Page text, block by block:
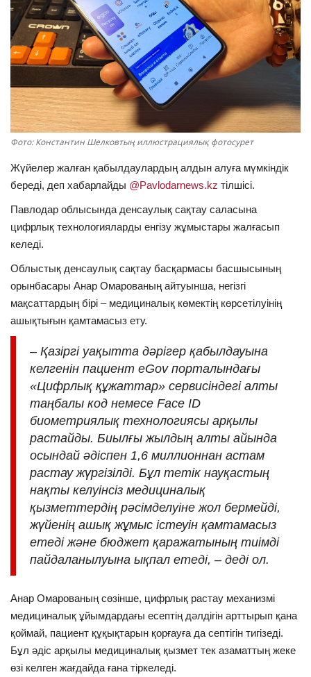
ОЙЫН-САУЫҚ
АРНАЙЫ ЖОБА
OFFICIAL
Құрылтай
Тілді тандаңыз
Қазақша Русский
Фото: Константин Шелковтың иллюстрациялық фотосурет
Жүйелер жалған қабылдаулардың алдын алуға мүмкіндік
береді, деп хабарлайды @Pavlodarnews.kz тілшісі.
Павлодар облысында денсаулық сақтау саласына
цифрлық технологияларды енгізу жұмыстары жалғасып
келеді.
Облыстық денсаулық сақтау басқармасы басшысының
орынбасары Анар Омарованың айтуынша, негізгі
мақсаттардың бірі – медициналық көмектің көрсетілуінің
ашықтығын қамтамасыз ету.
– Қазіргі уақытта дәрігер қабылдауына
келгенін пациент eGov порталындағы
«Цифрлық құжаттар» сервисіндегі алты
таңбалы код немесе Face ID
биометриялық технологиясы арқылы
растайды. Биылғы жылдың алты айында
осындай әдіспен 1,6 миллионнан астам
растау жүргізілді. Бұл тетік науқастың
нақты келуінсіз медициналық
қызметтердің рәсімделуіне жол бермейді,
жүйенің ашық жұмыс істеуін қамтамасыз
етеді және бюджет қаражатының тиімді
пайдаланылуына ықпал етеді, – деді ол.
Анар Омарованың сөзінше, цифрлық растау механизмі
медициналық ұйымдардағы есептің дәлдігін арттырып қана
қоймай, пациент құқықтарын қорғауға да септігін тигізеді.
Бұл әдіс арқылы медициналық қызмет тек азаматтың жеке
өзі келген жағдайда ғана тіркеледі.